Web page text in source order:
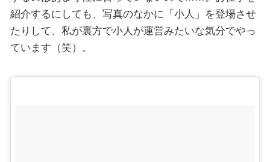
紹介するにしても、写真のなかに「小人」を登場させ
たりして、私が裏方で小人が運営みたいな気分でやっ
ています（笑）。